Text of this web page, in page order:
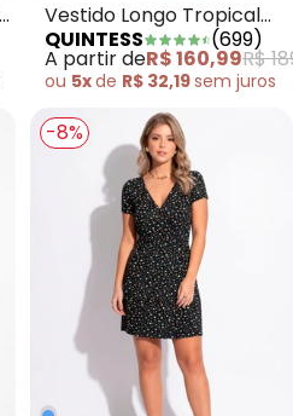
Vestido Longo Tropical
Preto com Amarrações
QUINTESS (699)
A partir deR$ 160,99R$
ou 5xde R$ 32,19sem juros
-8%